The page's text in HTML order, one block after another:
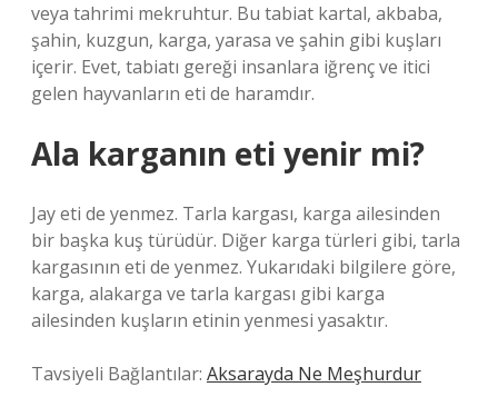
veya tahrimi mekruhtur. Bu tabiat kartal, akbaba,
şahin, kuzgun, karga, yarasa ve şahin gibi kuşları
içerir. Evet, tabiatı gereği insanlara iğrenç ve itici
gelen hayvanların eti de haramdır.
Ala karganın eti yenir mi?
Jay eti de yenmez. Tarla kargası, karga ailesinden
bir başka kuş türüdür. Diğer karga türleri gibi, tarla
kargasının eti de yenmez. Yukarıdaki bilgilere göre,
karga, alakarga ve tarla kargası gibi karga
ailesinden kuşların etinin yenmesi yasaktır.
Tavsiyeli Bağlantılar: Aksarayda Ne Meşhurdur